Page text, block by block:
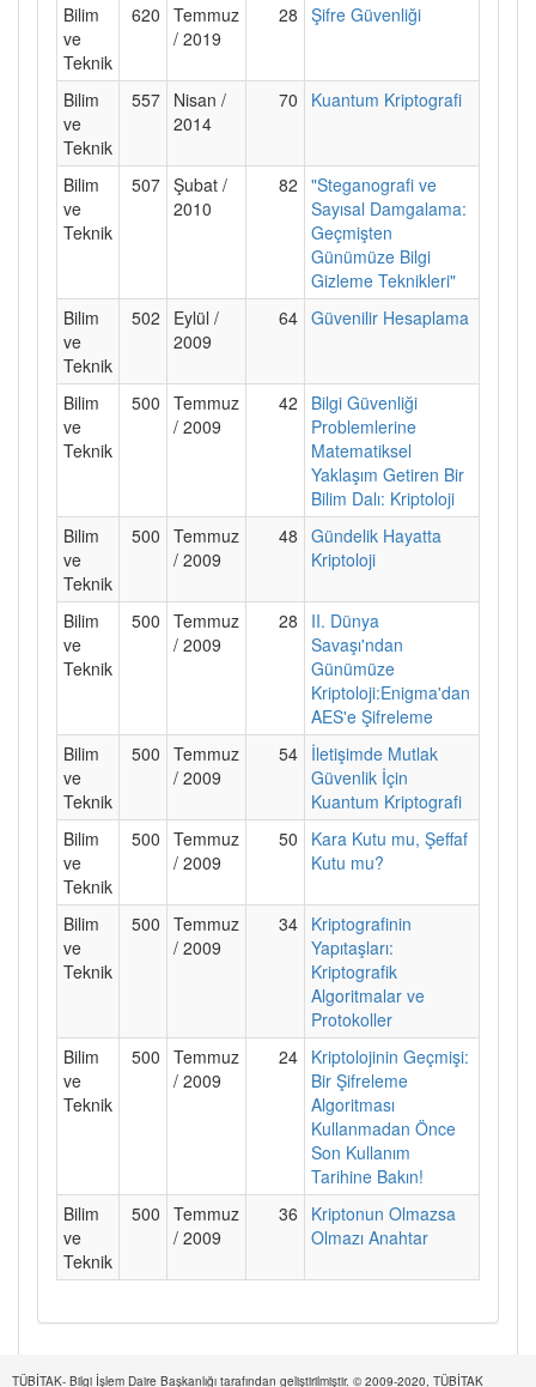
Bilim
ve
Teknik
620 Temmuz
/ 2019
28 Şifre Güvenliği
Bilim
ve
Teknik
557 Nisan /
2014
70 Kuantum Kriptografi
Bilim
ve
Teknik
507 Şubat /
2010
82 "Steganografi ve
Sayısal Damgalama:
Geçmişten
Günümüze Bilgi
Gizleme Teknikleri"
Bilim
ve
Teknik
502
Eylül /
2009
64 Güvenilir Hesaplama
Bilim
ve
Teknik
500 Temmuz
/ 2009
42
Bilgi Güvenliği
Problemlerine
Matematiksel
Yaklaşım Getiren Bir
Bilim Dalı: Kriptoloji
Bilim
ve
Teknik
500 Temmuz
/ 2009
48 Gündelik Hayatta
Kriptoloji
Bilim
ve
Teknik
500 Temmuz
/ 2009
28
II. Dünya
Savaşı'ndan
Günümüze
Kriptoloji:Enigma'dan
AES'e Şifreleme
Bilim
ve
Teknik
500 Temmuz
/ 2009
54 İletişimde Mutlak
Güvenlik İçin
Kuantum Kriptografi
Bilim
ve
Teknik
500 Temmuz
/ 2009
50
Kara Kutu mu, Şeffaf
Kutu mu?
Bilim
ve
Teknik
500 Temmuz
/ 2009
34 Kriptografinin
Yapıtaşları:
Kriptografik
Algoritmalar ve
Protokoller
Bilim
ve
Teknik
500 Temmuz
/ 2009
24 Kriptolojinin Geçmişi:
Bir Şifreleme
Algoritması
Kullanmadan Önce
Son Kullanım
Tarihine Bakın!
Bilim
ve
Teknik
500 Temmuz
/ 2009
36
Kriptonun Olmazsa
Olmazı Anahtar
TÜBİTAK- Bilgi İşlem Daire Başkanlığı tarafından geliştirilmiştir. © 2009-2020, TÜBİTAK